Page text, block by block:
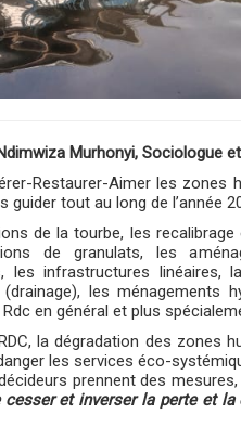
Murhonyi, Sociologue
Restaurer-Aimer les zones
guider tout au long de l’année
de la tourbe, les
de granulats, les
les infrastructures linéaires,
(drainage), les
en général et plus
la dégradation des zones
les services éco-
prennent des
cesser et inverser la perte et